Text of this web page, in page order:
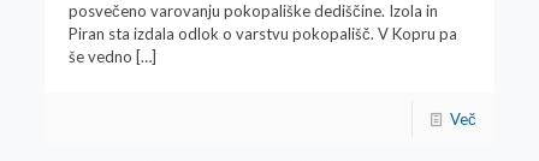
posvečeno varovanju pokopališke dediščine. Izola in
Piran sta izdala odlok o varstvu pokopališč. V Kopru pa
še vedno […]
Več